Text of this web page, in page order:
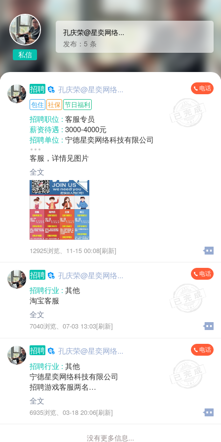
私信
孔庆荣@星奕网络...
发布：5 条
招聘 孔庆荣@星奕网络... 电话
包住 社保 节日福利
招聘职位 : 客服专员
薪资待遇 : 3000-4000元
招聘单位 : 宁德星奕网络科技有限公司
招聘人数 :
性别要求 :性别不限
年龄要求 :
学历要求 :中专/技校
工作经验 :1-3年
地区 :柘荣县
客服，详情见图片
全文
12925浏览、 11-15 00:08[刷新]
招聘 孔庆荣@星奕网络... 电话
招聘行业 : 其他
淘宝客服
全文
7040浏览、 07-03 13:03[刷新]
招聘 孔庆荣@星奕网络... 电话
招聘行业 : 其他
宁德星奕网络科技有限公司
招聘游戏客服两名
性别:女
要求责任心强，热情，能够处理客户充值，下单，以及
公司指派任务。
河滨东路168号星奕网络【县宾馆正对面】
全文
6935浏览、 03-18 20:06[刷新]
没有更多信息...